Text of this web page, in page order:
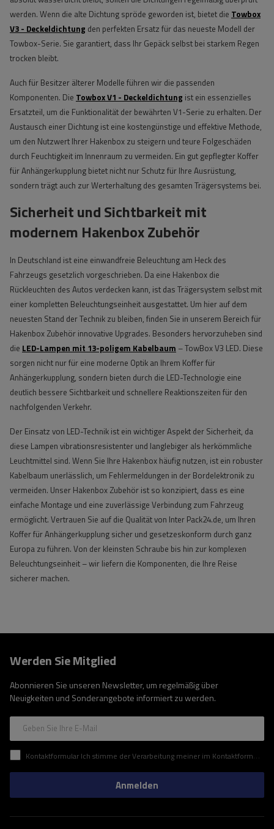
werden. Wenn die alte Dichtung spröde geworden ist, bietet die Towbox
V3 - Deckeldichtung den perfekten Ersatz für das neueste Modell der
Towbox-Serie. Sie garantiert, dass Ihr Gepäck selbst bei starkem Regen
trocken bleibt.
Auch für Besitzer älterer Modelle führen wir die passenden
Komponenten. Die Towbox V1 - Deckeldichtung ist ein essenzielles
Ersatzteil, um die Funktionalität der bewährten V1-Serie zu erhalten. Der
Austausch einer Dichtung ist eine kostengünstige und effektive Methode,
um den Nutzwert Ihrer Hakenbox zu steigern und teure Folgeschäden
durch Feuchtigkeit im Innenraum zu vermeiden. Ein gut gepflegter Koffer
für Anhängerkupplung bietet nicht nur Schutz für Ihre Ausrüstung,
sondern trägt auch zur Werterhaltung des gesamten Trägersystems bei.
Sicherheit und Sichtbarkeit mit
modernem Hakenbox Zubehör
In Deutschland ist eine einwandfreie Beleuchtung am Heck des
Fahrzeugs gesetzlich vorgeschrieben. Da eine Hakenbox die
Rückleuchten des Autos verdecken kann, ist das Trägersystem selbst mit
einer kompletten Beleuchtungseinheit ausgestattet. Um hier auf dem
neuesten Stand der Technik zu bleiben, finden Sie in unserem Bereich für
Hakenbox Zubehör innovative Upgrades. Besonders hervorzuheben sind
die LED-Lampen mit 13-poligem Kabelbaum – TowBox V3 LED. Diese
sorgen nicht nur für eine moderne Optik an Ihrem Koffer für
Anhängerkupplung, sondern bieten durch die LED-Technologie eine
deutlich bessere Sichtbarkeit und schnellere Reaktionszeiten für den
nachfolgenden Verkehr.
Der Einsatz von LED-Technik ist ein wichtiger Aspekt der Sicherheit, da
diese Lampen vibrationsresistenter und langlebiger als herkömmliche
Leuchtmittel sind. Wenn Sie Ihre Hakenbox häufig nutzen, ist ein robuster
Kabelbaum unerlässlich, um Fehlermeldungen in der Bordelektronik zu
vermeiden. Unser Hakenbox Zubehör ist so konzipiert, dass es eine
einfache Montage und eine zuverlässige Verbindung zum Fahrzeug
ermöglicht. Vertrauen Sie auf die Qualität von Inter Pack24.de, um Ihren
Koffer für Anhängerkupplung sicher und gesetzeskonform durch ganz
Europa zu führen. Von der kleinsten Schraube bis hin zur komplexen
Beleuchtungseinheit – wir liefern die Komponenten, die Ihre Reise
sicherer machen.
Werden Sie Mitglied
Abonnieren Sie unseren Newsletter, um regelmäßig über
Neuigkeiten und Sonderangebote informiert zu werden.
Geben Sie Ihre E-Mail
Kontaktformular Ich stimme der Verarbeitung meiner im Kontaktformular enthaltenen personenbezogenen Daten gemäß der Verordnung (EU) des Europäischen Parlaments und des Rates zu.
Anmelden